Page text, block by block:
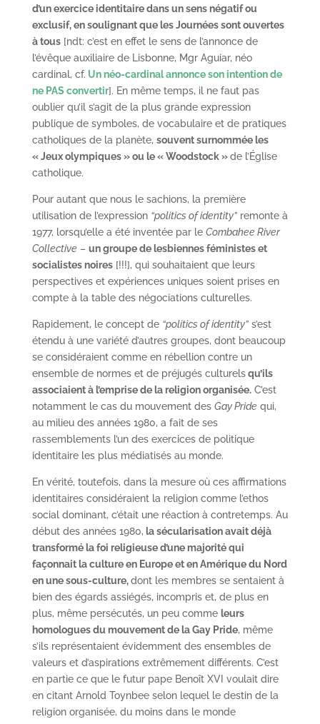
d’un exercice identitaire dans un sens négatif ou
exclusif, en soulignant que les Journées sont ouvertes
à tous[ndt: c’est en effet le sens de l’annonce de
l’évêque auxiliaire de Lisbonne, Mgr Aguiar, néo
cardinal, cf. Un néo-cardinal annonce son intention de
ne PAS convertir]. En même temps, il ne faut pas
oublier qu’il s’agit de la plus grande expression
publique de symboles, de vocabulaire et de pratiques
catholiques de la planète, souvent surnommée les
« Jeux olympiques » ou le « Woodstock »de l’Église
catholique.
Pour autant que nous le sachions, la première
utilisation de l’expression “politics of identity”remonte à
1977, lorsqu’elle a été inventée par le Combahee River
Collective – un groupe de lesbiennes féministes et
socialistes noires[!!!], qui souhaitaient que leurs
perspectives et expériences uniques soient prises en
compte à la table des négociations culturelles.
Rapidement, le concept de “politics of identity”s’est
étendu à une variété d’autres groupes, dont beaucoup
se considéraient comme en rébellion contre un
ensemble de normes et de préjugés culturelsqu’ils
associaient à l’emprise de la religion organisée.C’est
notamment le cas du mouvement des Gay Pride qui,
au milieu des années 1980, a fait de ses
rassemblements l’un des exercices de politique
identitaire les plus médiatisés au monde.
En vérité, toutefois, dans la mesure où ces affirmations
identitaires considéraient la religion comme l’ethos
social dominant, c’était une réaction à contretemps. Au
début des années 1980, la sécularisation avait déjà
transformé la foi religieuse d’une majorité qui
façonnait la culture en Europe et en Amérique du Nord
en une sous-culture,dont les membres se sentaient à
bien des égards assiégés, incompris et, de plus en
plus, même persécutés, un peu comme leurs
homologues du mouvement de la Gay Pride, même
s’ils représentaient évidemment des ensembles de
valeurs et d’aspirations extrêmement différents. C’est
en partie ce que le futur pape Benoît XVI voulait dire
en citant Arnold Toynbee selon lequel le destin de la
religion organisée, du moins dans le monde